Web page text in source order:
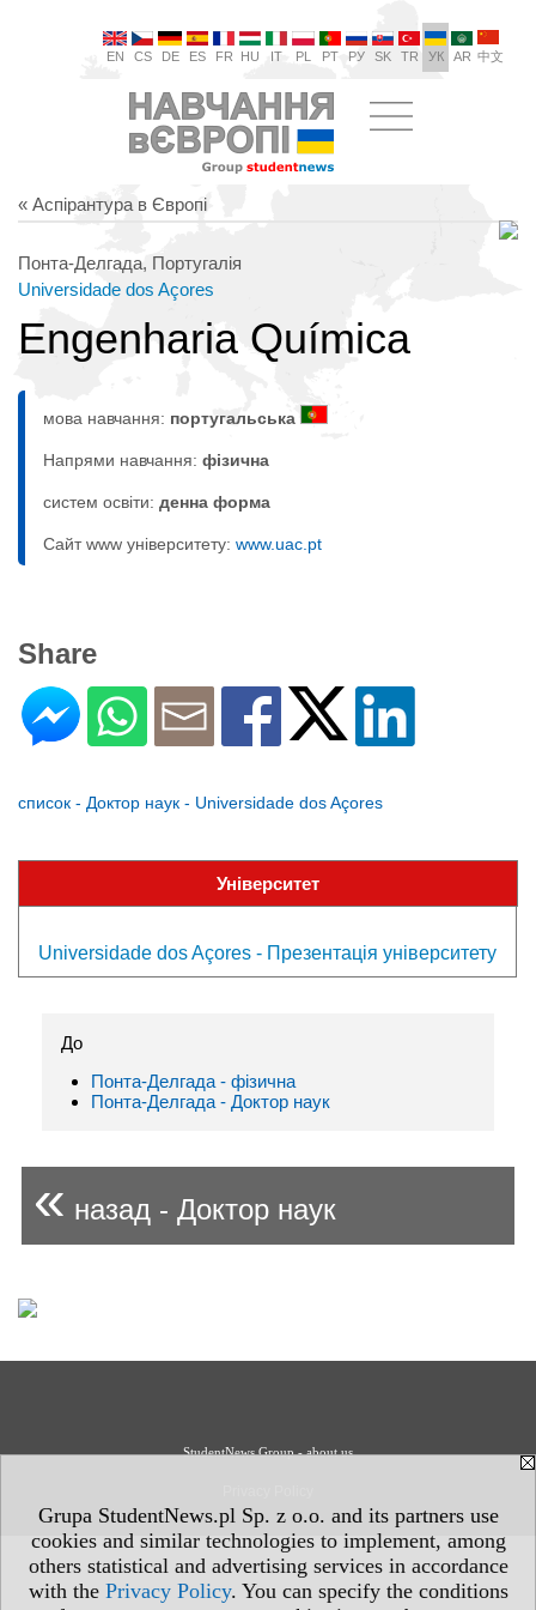
Grupa StudentNews.pl Sp. z o.o. and its partners use
cookies and similar technologies to implement, among
others statistical and advertising services in accordance
with the Privacy Policy. You can specify the conditions
EN CS DE ES FR HU IT PL PT РУ SK TR УК AR 中文
« Аспірантура в Європі
Понта-Делгада, Португалія
Universidade dos Açores
Engenharia Química
мова навчання: португальська
Напрями навчання: фізична
систем освіти: денна форма
Сайт www університету: www.uac.pt
Share
список - Доктор наук - Universidade dos Açores
Університет
Universidade dos Açores - Презентація університету
До
Понта-Делгада - фізична
Понта-Делгада - Доктор наук
« назад - Доктор наук
StudentNews Group - about us